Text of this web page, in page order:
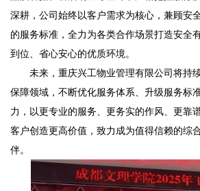
深耕，公司始终以客户需求为核心，兼顾安
的服务标准，全力为各类合作场景打造安全
到位、省心安心的优质环境。
未来，重庆兴工物业管理有限公司将持
保障领域，不断优化服务体系、升级服务标
力，以更专业的服务、更务实的作风、更靠
客户创造更高价值，致力成为值得信赖的综
伴。